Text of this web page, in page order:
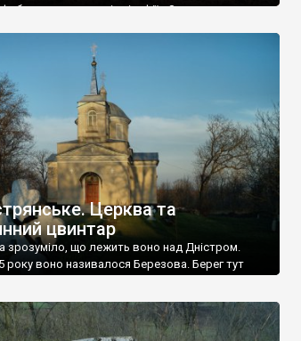
польські епітафії… Загалом цвинтар
семи гектарів. Перше враження про
польського цвинтаря виявилося
[…]
Церква та
цвинтар
зрозуміло, що лежить воно над Дністром.
року воно називалося Березова. Берег тут
відрізняється від більшості навколишніх
мурована Михайлівська церква. Точної дати […]